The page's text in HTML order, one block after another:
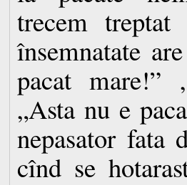
trecem
însemnatate
pacat mare!”
„Asta nu e
nepasator fata
cînd se